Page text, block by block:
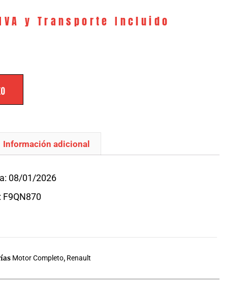
y Transporte Incluido
Información adicional
08/01/2026
F9QN870
Motor Completo, Renault